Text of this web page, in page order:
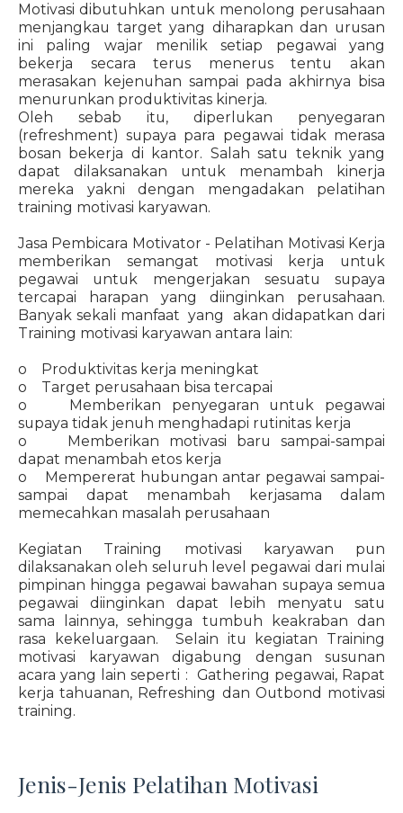
Motivasi dibutuhkan untuk menolong perusahaan
menjangkau target yang diharapkan dan urusan
ini paling wajar menilik setiap pegawai yang
bekerja secara terus menerus tentu akan
merasakan kejenuhan sampai pada akhirnya bisa
menurunkan produktivitas kinerja.
Oleh sebab itu, diperlukan penyegaran
(refreshment) supaya para pegawai tidak merasa
bosan bekerja di kantor. Salah satu teknik yang
dapat dilaksanakan untuk menambah kinerja
mereka yakni dengan mengadakan pelatihan
training motivasi karyawan.
Jasa Pembicara Motivator - Pelatihan Motivasi Kerja
memberikan semangat motivasi kerja untuk
pegawai untuk mengerjakan sesuatu supaya
tercapai harapan yang diinginkan perusahaan.
Banyak sekali manfaat yang akan didapatkan dari
Training motivasi karyawan antara lain:
o Produktivitas kerja meningkat
o Target perusahaan bisa tercapai
o Memberikan penyegaran untuk pegawai
supaya tidak jenuh menghadapi rutinitas kerja
o Memberikan motivasi baru sampai-sampai
dapat menambah etos kerja
o Mempererat hubungan antar pegawai sampai-
sampai dapat menambah kerjasama dalam
memecahkan masalah perusahaan
Kegiatan Training motivasi karyawan pun
dilaksanakan oleh seluruh level pegawai dari mulai
pimpinan hingga pegawai bawahan supaya semua
pegawai diinginkan dapat lebih menyatu satu
sama lainnya, sehingga tumbuh keakraban dan
rasa kekeluargaan. Selain itu kegiatan Training
motivasi karyawan digabung dengan susunan
acara yang lain seperti : Gathering pegawai, Rapat
kerja tahuanan, Refreshing dan Outbond motivasi
training.
Jenis-Jenis Pelatihan Motivasi